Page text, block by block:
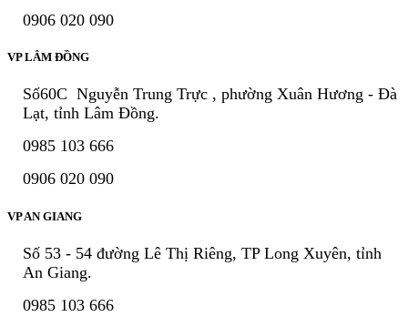
0906 020 090
VP LÂM ĐỒNG
Số60C Nguyễn Trung Trực , phường Xuân Hương - Đà
Lạt, tỉnh Lâm Đồng.
0985 103 666
0906 020 090
VP AN GIANG
Số 53 - 54 đường Lê Thị Riêng, TP Long Xuyên, tỉnh
An Giang.
0985 103 666